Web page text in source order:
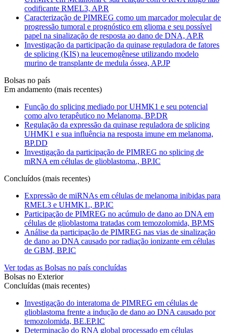
codificante RMEL3, AP.R
Caracterização de PIMREG como um marcador molecular de
progressão tumoral e prognóstico em glioma e seu possível
papel na sinalização de resposta ao dano de DNA, AP.R
Investigação da participação da quinase reguladora de fatores
de splicing (KIS) na leucemogênese utilizando modelo
murino de transplante de medula óssea, AP.JP
Bolsas no país
Em andamento (mais recentes)
Função do splicing mediado por UHMK1 e seu potencial
como alvo terapêutico no Melanoma, BP.DR
Regulação da expressão da quinase reguladora de splicing
UHMK1 e sua influência na resposta imune em melanoma,
BP.DD
Investigação da participação de PIMREG no splicing de
mRNA em células de glioblastoma., BP.IC
Concluídos (mais recentes)
Expressão de miRNAs em células de melanoma inibidas para
RMEL3 e UHMK1., BP.IC
Participação de PIMREG no acúmulo de dano ao DNA em
células de glioblastoma tratadas com temozolomida, BP.MS
Análise da participação de PIMREG nas vias de sinalização
de dano ao DNA causado por radiação ionizante em células
de GBM, BP.IC
Ver todas as Bolsas no país concluídas
Bolsas no Exterior
Concluídas (mais recentes)
Investigação do interatoma de PIMREG em células de
glioblastoma frente a indução de dano ao DNA causado por
temozolomida, BE.EP.IC
Determinação do RNA global processado em células